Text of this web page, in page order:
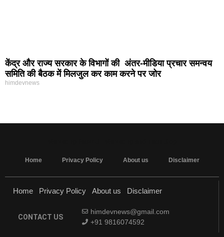
केंद्र और राज्य सरकार के विभागों की अंतर-मीडिया प्रचार समन्वय
समिति की बैठक में मिलजुल कर काम करने पर जोर
himdevnews
Home Privacy Policy About us Disclaimer
Home Privacy Policy About us Disclaimer
CONTACT US
himdevnews@gmail.com
+91 9816074592